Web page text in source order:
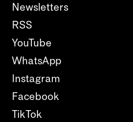
Newsletters
RSS
YouTube
WhatsApp
Instagram
Facebook
TikTok